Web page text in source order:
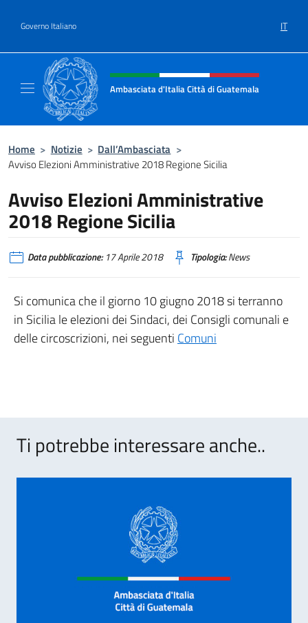
Governo Italiano IT
Intestazione sito, social e menù
Ambasciata d'Italia Città di Guatemala
Home > Notizie > Dall’Ambasciata >
Avviso Elezioni Amministrative 2018 Regione Sicilia
Avviso Elezioni Amministrative
2018 Regione Sicilia
Data pubblicazione:17 Aprile 2018 Tipologia:News
Si comunica che il giorno 10 giugno 2018 si terranno
in Sicilia le elezioni dei Sindaci, dei Consigli comunali e
delle circoscrizioni, nei seguenti Comuni
Ti potrebbe interessare anche..